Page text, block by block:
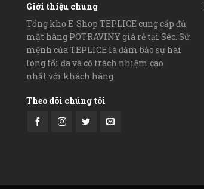
Giới thiệu chung
Tổng kho E-Shop TEPLICE cung cấp đủ
mặt hàng POTRAVINY giá rẻ tại Séc. Sứ
mệnh của TEPLICE là đảm bảo sự hài
lòng tối đa và có trách nhiệm cao
nhất với khách hàng
Theo dõi chúng tôi